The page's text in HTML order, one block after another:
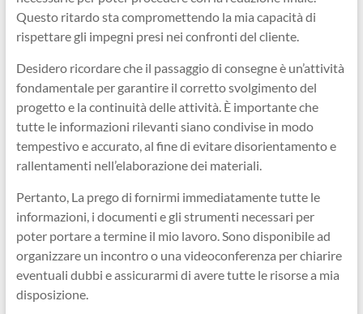
Questo ritardo sta compromettendo la mia capacità di
rispettare gli impegni presi nei confronti del cliente.
Desidero ricordare che il passaggio di consegne è un’attività
fondamentale per garantire il corretto svolgimento del
progetto e la continuità delle attività. È importante che
tutte le informazioni rilevanti siano condivise in modo
tempestivo e accurato, al fine di evitare disorientamento e
rallentamenti nell’elaborazione dei materiali.
Pertanto, La prego di fornirmi immediatamente tutte le
informazioni, i documenti e gli strumenti necessari per
poter portare a termine il mio lavoro. Sono disponibile ad
organizzare un incontro o una videoconferenza per chiarire
eventuali dubbi e assicurarmi di avere tutte le risorse a mia
disposizione.